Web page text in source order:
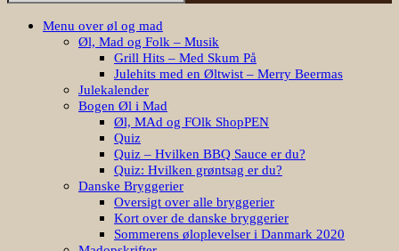
Menu over øl og mad
Øl, Mad og Folk – Musik
Grill Hits – Med Skum På
Julehits med en Øltwist – Merry Beermas
Julekalender
Bogen Øl i Mad
Øl, MAd og FOlk ShopPEN
Quiz
Quiz – Hvilken BBQ Sauce er du?
Quiz: Hvilken grøntsag er du?
Danske Bryggerier
Oversigt over alle bryggerier
Kort over de danske bryggerier
Sommerens øloplevelser i Danmark 2020